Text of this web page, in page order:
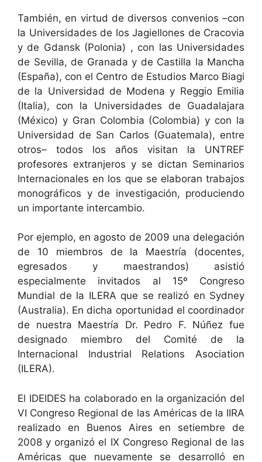
También, en virtud de diversos convenios –con
la Universidades de los Jagiellones de Cracovia
y de Gdansk (Polonia) , con las Universidades
de Sevilla, de Granada y de Castilla la Mancha
(España), con el Centro de Estudios Marco Biagi
de la Universidad de Modena y Reggio Emilia
(Italia), con la Universidades de Guadalajara
(México) y Gran Colombia (Colombia) y con la
Universidad de San Carlos (Guatemala), entre
otros– todos los años visitan la UNTREF
profesores extranjeros y se dictan Seminarios
Internacionales en los que se elaboran trabajos
monográficos y de investigación, produciendo
un importante intercambio.
Por ejemplo, en agosto de 2009 una delegación
de 10 miembros de la Maestría (docentes,
egresados y maestrandos) asistió
especialmente invitados al 15º Congreso
Mundial de la ILERA que se realizó en Sydney
(Australia). En dicha oportunidad el coordinador
de nuestra Maestría Dr. Pedro F. Núñez fue
designado miembro del Comité de la
Internacional Industrial Relations Asociation
(ILERA).
El IDEIDES ha colaborado en la organización del
VI Congreso Regional de las Américas de la IIRA
realizado en Buenos Aires en setiembre de
2008 y organizó el IX Congreso Regional de las
Américas que nuevamente se desarrolló en